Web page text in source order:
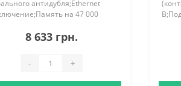
антидубля;Ethernet
на 47 000
устройств, 64 зон
8 633 грн.
- +
26,